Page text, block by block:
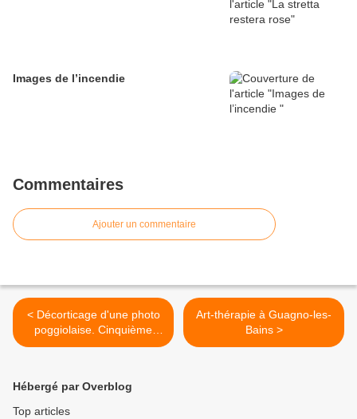
Images de l’incendie
Commentaires
Ajouter un commentaire
< Décorticage d'une photo
poggiolaise. Cinquième
partie: un trajet élastique
Art-thérapie à Guagno-les-
Bains >
Hébergé par Overblog
Top articles